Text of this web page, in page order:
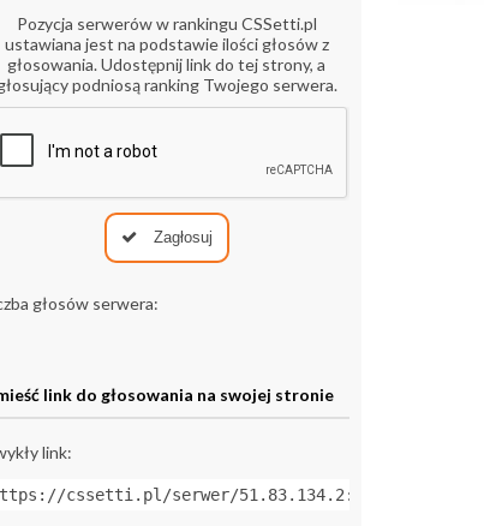
Pozycja serwerów w rankingu CSSetti.pl
ustawiana jest na podstawie ilości głosów z
głosowania. Udostępnij link do tej strony, a
podniosą ranking Twojego serwera.
Zagłosuj
głosów serwera:
link do głosowania na swojej stronie
link:
cssetti.pl/serwer/51.83.134.2:27015